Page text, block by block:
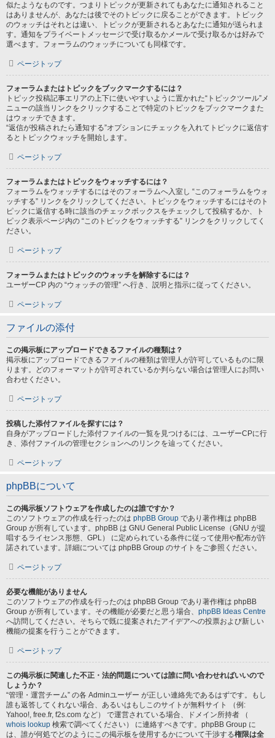
似たようなものです。つまりトピックが更新されてもあなたに通知されること
はありませんが、あなたは後でそのトピックに戻ることができます。トピック
のウォッチはそれとは違い、トピックが更新されるとあなたに通知が送られま
す。通知をプライベートメッセージで受け取るかメールで受け取るかは好みで
選べます。フォーラムのウォッチについても同様です。
ページトップ
フォーラムまたはトピックをブックマークするには？
トピック投稿記事エリアの上下に使いやすいように置かれた“トピックツール”メ
ニューの該当リンクをクリックすることで特定のトピックをブックマークまた
はウォッチできます。
“返信が投稿されたら通知する”オプションにチェックを入れてトピックに返信す
るとトピックウォッチを開始します。
ページトップ
フォーラムまたはトピックをウォッチするには？
フォーラムをウォッチするにはそのフォーラムへ入室し “このフォーラムをウォ
ッチする” リンクをクリックしてください。トピックをウォッチするにはそのト
ピックに返信する時に該当のチェックボックスをチェックして投稿するか、ト
ピック表示ページ内の “このトピックをウォッチする” リンクをクリックしてく
ださい。
ページトップ
フォーラムまたはトピックのウォッチを解除するには？
ユーザーCP 内の “ウォッチの管理” へ行き、説明と指示に従ってください。
ページトップ
ファイルの添付
この掲示板にアップロードできるファイルの種類は？
掲示板にアップロードできるファイルの種類は管理人が許可しているものに限
ります。どのフォーマットが許可されているか判らない場合は管理人にお問い
合わせください。
ページトップ
投稿した添付ファイルを探すには？
自身がアップロードした添付ファイルの一覧を見つけるには、ユーザーCPに行
き、添付ファイルの管理セクションへのリンクを辿ってください。
ページトップ
phpBBについて
この掲示板ソフトウェアを作成したのは誰ですか？
このソフトウェアの作成を行ったのは phpBB Group であり著作権は phpBB
Group が所有しています。phpBB は GNU General Public License（GNU が提
唱するライセンス形態、GPL） に定められている条件に従って使用や配布が許
諾されています。詳細については phpBB Group のサイトをご参照ください。
ページトップ
必要な機能がありません
このソフトウェアの作成を行ったのは phpBB Group であり著作権は phpBB
Group が所有しています。その機能が必要だと思う場合、 phpBB Ideas Centre
へ訪問してください。そちらで既に提案されたアイデアへの投票および新しい
機能の提案を行うことができます。
ページトップ
この掲示板に関連した不正・法的問題については誰に問い合わせればいいので
しょうか？
“管理・運営チーム” の各 Adminユーザー が正しい連絡先であるはずです。もし
誰も返答してくれない場合、あるいはもしこのサイトが無料サイト （例:
Yahoo!, free.fr, f2s.com など） で運営されている場合、ドメイン所持者 （
whois lookup 検索で調べてください） に連絡すべきです。phpBB Group に
は、誰が何処でどのようにこの掲示板を使用するかについて干渉する権限は全